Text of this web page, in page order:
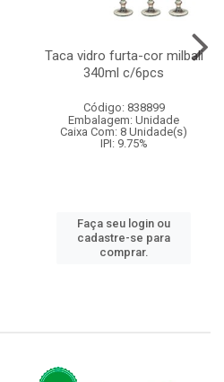
Taca vidro furta-cor milbali
340ml c/6pcs
Código: 838899
Embalagem: Unidade
Caixa Com: 8 Unidade(s)
IPI: 9.75%
Faça seu login ou
cadastre-se para
comprar.